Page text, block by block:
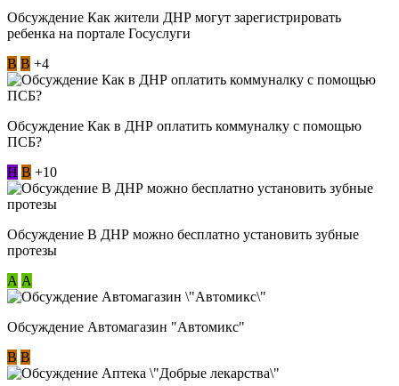
Обсуждение Как жители ДНР могут зарегистрировать
ребенка на портале Госуслуги
В В +4
Обсуждение Как в ДНР оплатить коммуналку с помощью
ПСБ?
Н В +10
Обсуждение В ДНР можно бесплатно установить зубные
протезы
А А
Обсуждение Автомагазин "Автомикс"
В В